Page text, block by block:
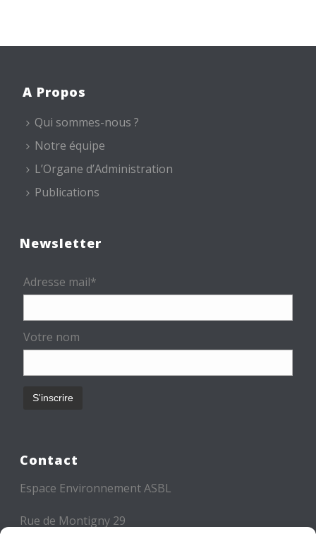
A Propos
Qui sommes-nous ?
Notre équipe
L’Organe d’Administration
Publications
Newsletter
Adresse mail*
Votre nom
Contact
Espace Environnement ASBL
Rue de Montigny 29